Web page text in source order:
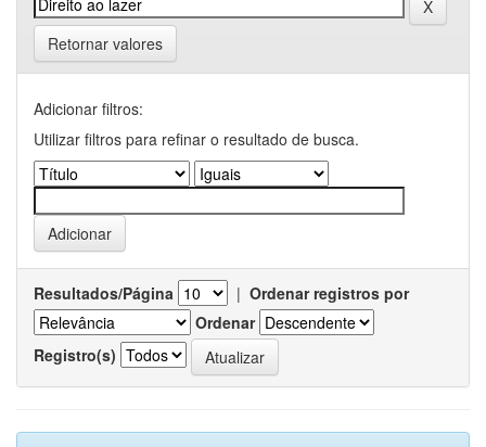
Retornar valores
Adicionar filtros:
Utilizar filtros para refinar o resultado de busca.
Resultados/Página | Ordenar registros por
Ordenar
Registro(s)